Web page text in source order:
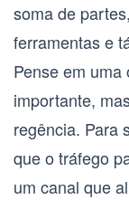
soma de
ferramentas e
Pense em
importante,
regência. Para
que o tráfego
um canal que